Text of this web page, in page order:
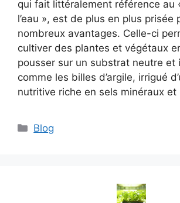
qui fait littéralement référence au
l’eau », est de plus en plus prisée
nombreux avantages. Celle-ci
cultiver des plantes et végétaux
pousser sur un substrat neutre et
comme les billes d’argile, irrigué
nutritive riche en sels minéraux
Catégories
Blog